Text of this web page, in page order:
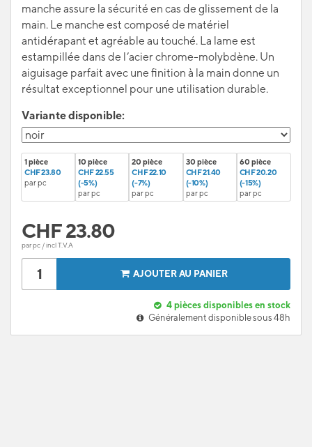
manche assure la sécurité en cas de glissement de la
main. Le manche est composé de matériel
antidérapant et agréable au touché. La lame est
estampillée dans de l’acier chrome-molybdène. Un
aiguisage parfait avec une finition à la main donne un
résultat exceptionnel pour une utilisation durable.
Variante disponible:
1 pièce
CHF 23.80
par pc
10 pièce
CHF 22.55
(-5%)
par pc
20 pièce
CHF 22.10
(-7%)
par pc
30 pièce
CHF 21.40
(-10%)
par pc
60 pièce
CHF 20.20
(-15%)
par pc
CHF23.80
par pc / incl T.V.A
AJOUTER AU PANIER
4 pièces disponibles en stock
Généralement disponible sous 48h